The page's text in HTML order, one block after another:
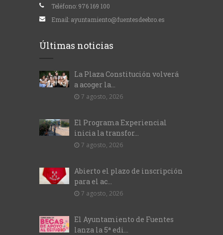
Teléfono: 976 169 100
Email: ayuntamiento@fuentesdeebro.es
Últimas noticias
La Plaza Constitución volverá
a acoger la...
7 agosto, 2026
El Programa Experiencial
inicia la transfor...
7 agosto, 2026
Abierto el plazo de inscripción
para el ac...
7 agosto, 2026
El Ayuntamiento de Fuentes
lanza la 5ª edi...